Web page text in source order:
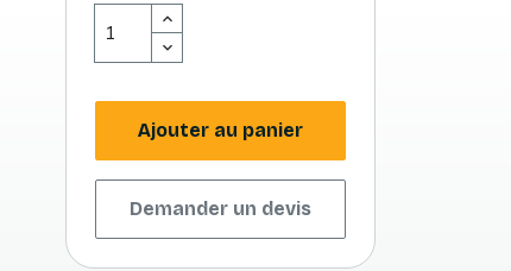
Ajouter au panier
Demander un devis